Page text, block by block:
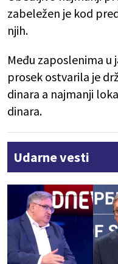
zabeležen je kod
njih.
Među zaposlenima u
prosek ostvarila je
dinara a najmanji
dinara.
Udarne vesti